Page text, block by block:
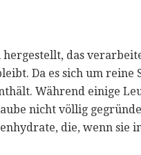
das
Da es sich um
Während einige
nicht völlig
die, wenn sie